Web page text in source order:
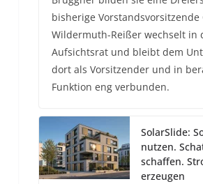
bisherige Vorstandsvorsitzende
Wildermuth-Reißer wechselt in
Aufsichtsrat und bleibt dem
dort als Vorsitzender und in
Funktion eng verbunden.
SolarSlide:
nutzen.
schaffen.
erzeugen